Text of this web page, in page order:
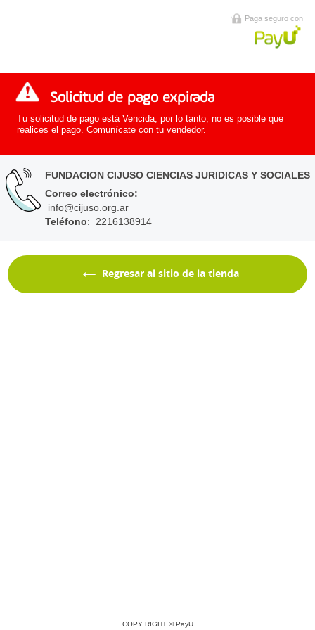
Paga seguro con
Solicitud de pago expirada
Tu solicitud de pago está Vencida, por lo tanto, no es posible que
realices el pago. Comunícate con tu vendedor.
FUNDACION CIJUSO CIENCIAS JURIDICAS Y SOCIALES
Correo electrónico:
info@cijuso.org.ar
Teléfono: 2216138914
Regresar al sitio de la tienda
COPY RIGHT ©PayU